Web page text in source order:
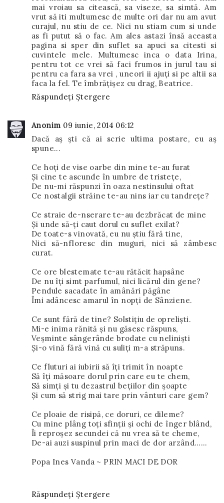
mai vroiau sa citească, sa viseze, sa simtă. Am
vrut să iti multumesc de multe ori dar nu am avut
curajul, nu stiu de ce. Nici nu stiam cum si unde
as fi putut să o fac. Am ales astazi însă aceasta
pagina si sper din suflet sa apuci sa citesti si
cuvintele mele. Multumesc inca o data Irina,
pentru tot ce vrei să faci frumos in jurul tau si
pentru ca fara sa vrei , uneori ii ajuți si pe altii sa
faca la fel. Te îmbrățișez cu drag, Beatrice.
Răspundeți Ștergere
Anonim 09 iunie, 2014 06:12
Dacă aș ști că ai scrie ultima postare, eu aș
spune...
Ce hoți de vise oarbe din mine te-au furat
Și cine te ascunde în umbre de tristețe,
De nu-mi răspunzi în oaza nestinsului oftat
Ce nostalgii străine te-au nins iar cu tandrețe?
Ce straie de-nserare te-au dezbrăcat de mine
Și unde să-ți caut dorul cu suflet exilat?
De toate-s vinovată, eu nu știu fără tine,
Nici să-nfloresc din muguri, nici să zâmbesc
curat.
Ce ore blestemate te-au rătăcit hapsâne
De nu îți simt parfumul, nici licărul din gene?
Pendule sacadate în amânări păgâne
Îmi adâncesc amarul în nopți de Sânziene.
Ce sunt fără de tine? Solstițiu de opreliști.
Mi-e inima rănită și nu găsesc răspuns,
Veșminte sângerânde brodate cu neliniști
Și-o vină fără vină cu suliți m-a străpuns.
Ce fluturi ai iubirii să îți trimit în noapte
Să îți măsoare dorul prin care eu te chem,
Să simți și tu dezastrul bețiilor din șoapte
Și cum să strig mai tare prin vânturi care gem?
Ce ploaie de risipă, ce doruri, ce dileme?
Cu mine plâng toți sfinții și ochi de înger blând,
Îi reproșez secundei că nu vrea să te cheme,
De-ai auzi suspinul prin maci de dor arzând……
Popa Ines Vanda ~ PRIN MACI DE DOR
Răspundeți Ștergere